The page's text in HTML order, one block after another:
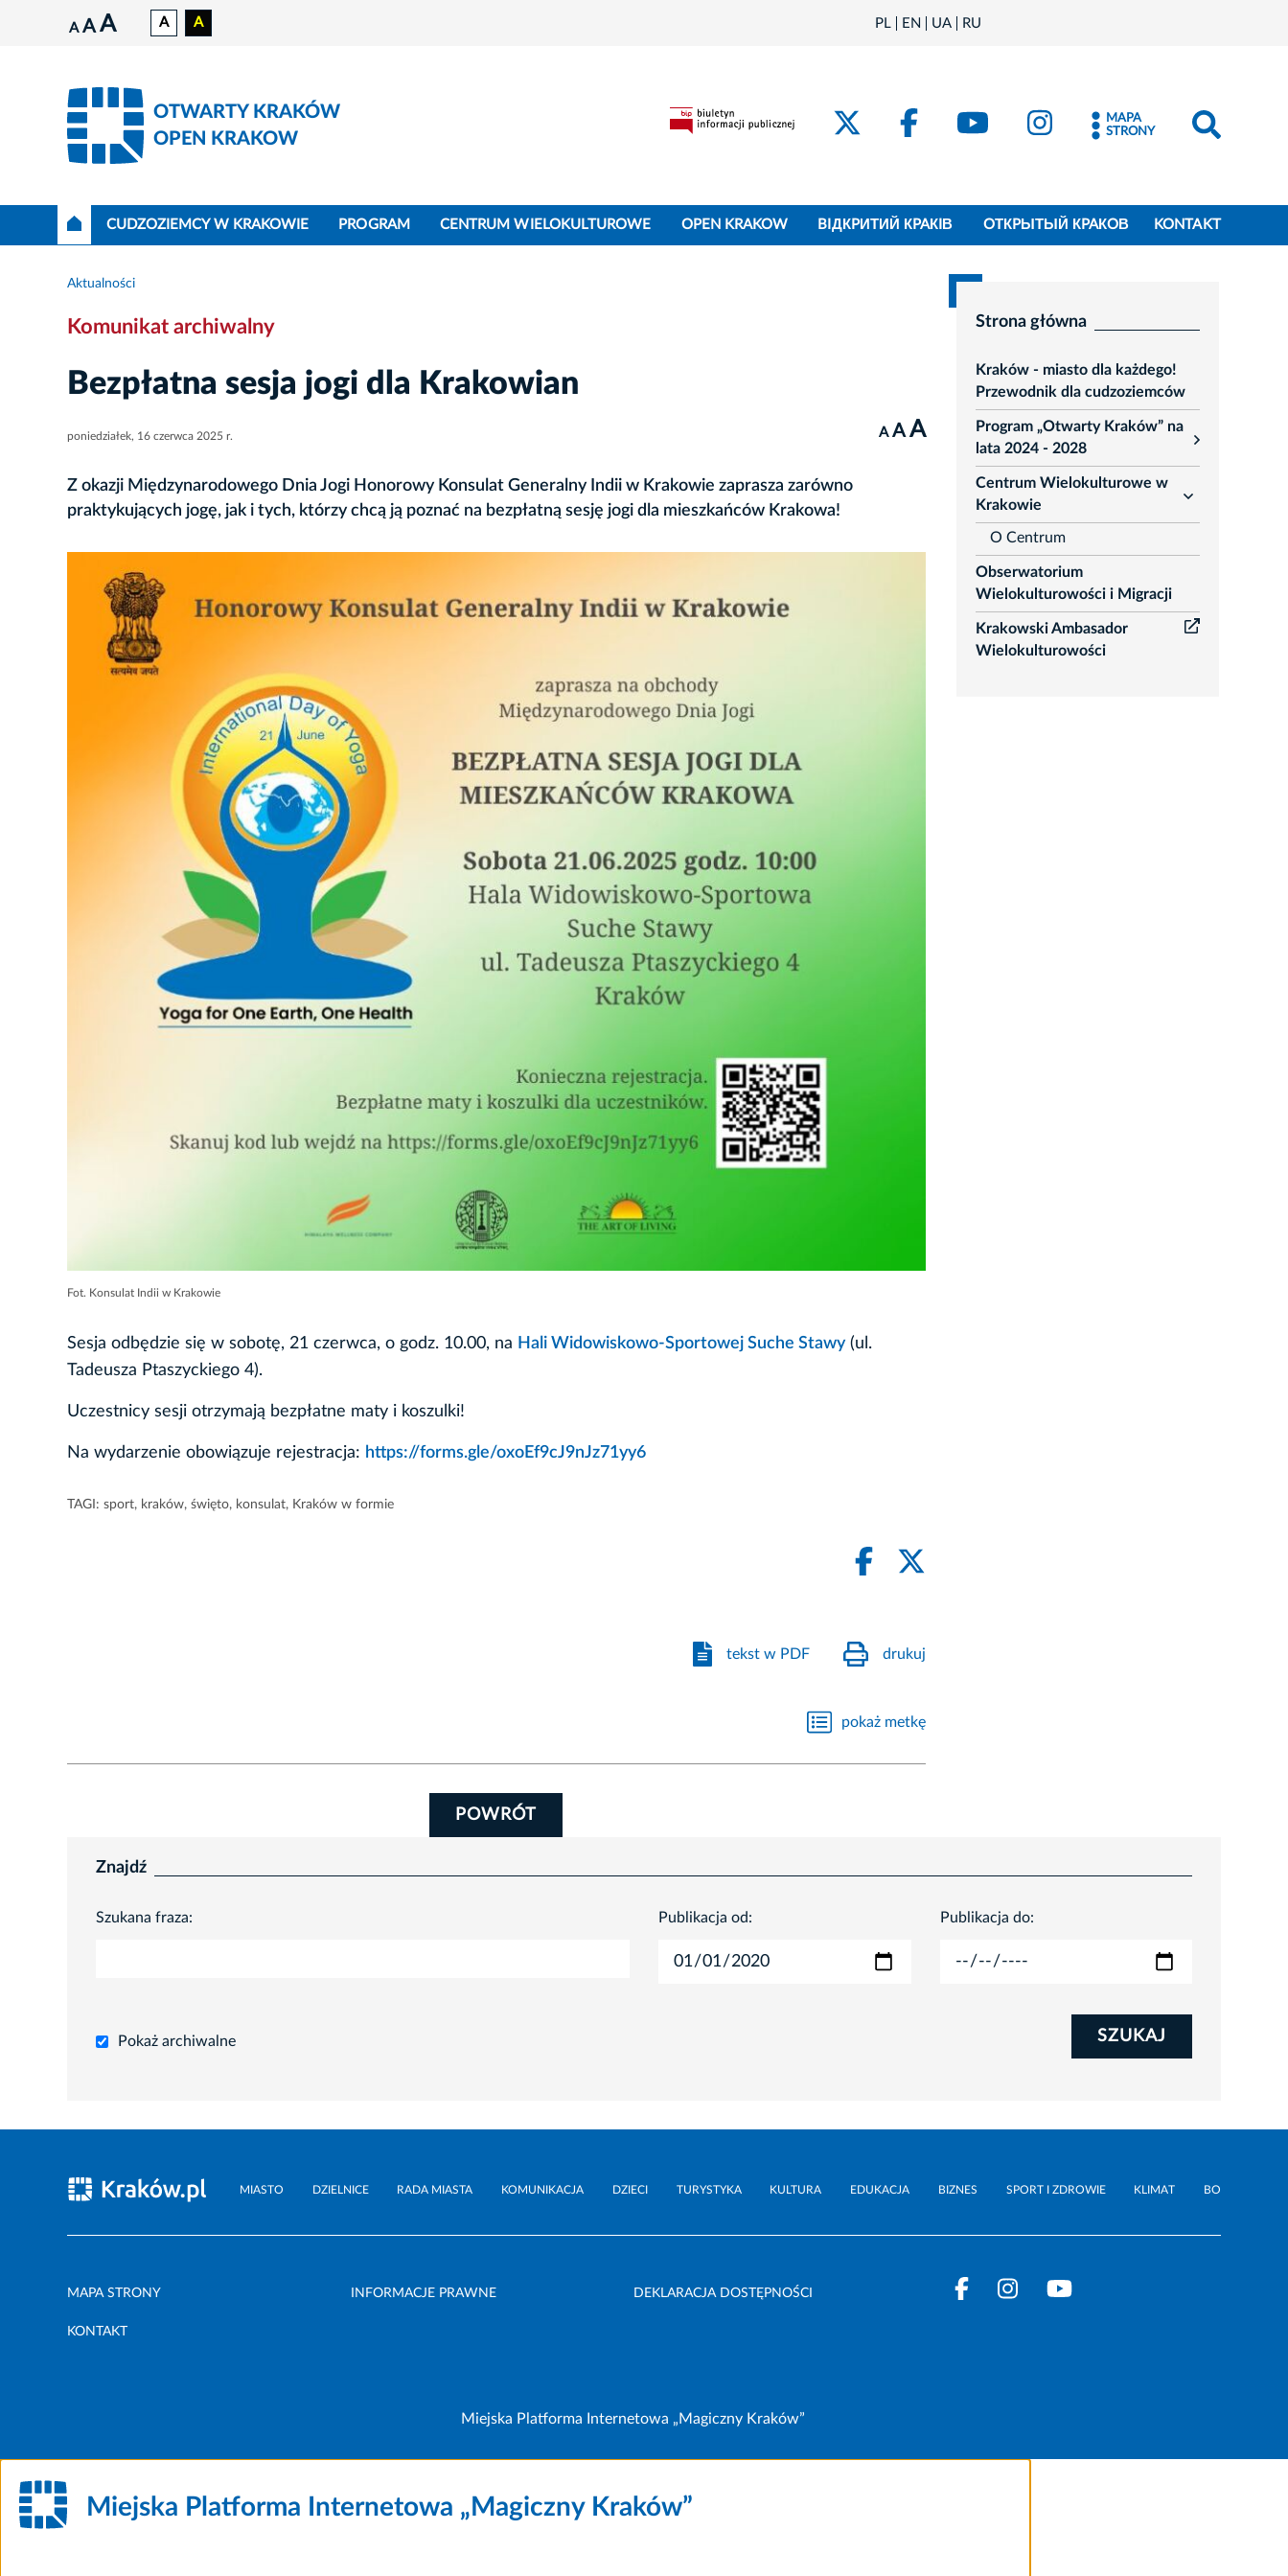
A A A A A PL EN UA RU
OTWARTY KRAKÓW
OPEN KRAKOW
MAPA
STRONY
CUDZOZIEMCY W KRAKOWIE PROGRAM CENTRUM WIELOKULTUROWE OPEN KRAKOW BIДКPИТИЙ КPAКIВ OТКPЫТЫЙ КPAКOВ KONTAKT
Aktualności
Komunikat archiwalny
Bezpłatna sesja jogi dla Krakowian
poniedziałek, 16 czerwca 2025 r. A A A
Z okazji Międzynarodowego Dnia Jogi Honorowy Konsulat Generalny Indii w Krakowie zaprasza zarówno
praktykujących jogę, jak i tych, którzy chcą ją poznać na bezpłatną sesję jogi dla mieszkańców Krakowa!
Fot. Konsulat Indii w Krakowie
Sesja odbędzie się w sobotę, 21 czerwca, o godz. 10.00, na Hali Widowiskowo-Sportowej Suche Stawy (ul.
Tadeusza Ptaszyckiego 4).
Uczestnicy sesji otrzymają bezpłatne maty i koszulki!
Na wydarzenie obowiązuje rejestracja: https://forms.gle/oxoEf9cJ9nJz71yy6
TAGI: sport, kraków, święto, konsulat, Kraków w formie
tekst w PDF drukuj
pokaż metkę
POWRÓT
Strona główna
Kraków - miasto dla każdego!
Przewodnik dla cudzoziemców
Program „Otwarty Kraków” na
lata 2024 - 2028
rozwiń
Centrum Wielokulturowe w
Krakowie
rozwiń
O Centrum
Obserwatorium
Wielokulturowości i Migracji
Krakowski Ambasador
Wielokulturowości
Znajdź
Szukana fraza: Publikacja od: Publikacja do:
Pokaż archiwalne SZUKAJ
MIASTO DZIELNICE RADA MIASTA KOMUNIKACJA DZIECI TURYSTYKA KULTURA EDUKACJA BIZNES SPORT I ZDROWIE KLIMAT BO
MAPA STRONY INFORMACJE PRAWNE DEKLARACJA DOSTĘPNOŚCI
KONTAKT
Miejska Platforma Internetowa „Magiczny Kraków”
Miejska Platforma Internetowa „Magiczny Kraków”